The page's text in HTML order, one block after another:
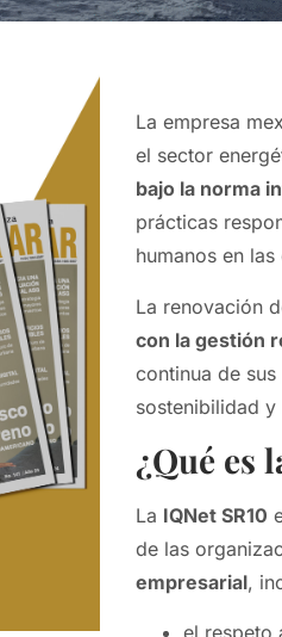
La empresa
el sector
bajo la norma
prácticas
humanos en
La renovación
con la gestión
continua de
sostenibilidad
¿Qué es
La IQNet SR10
de las
empresarial,